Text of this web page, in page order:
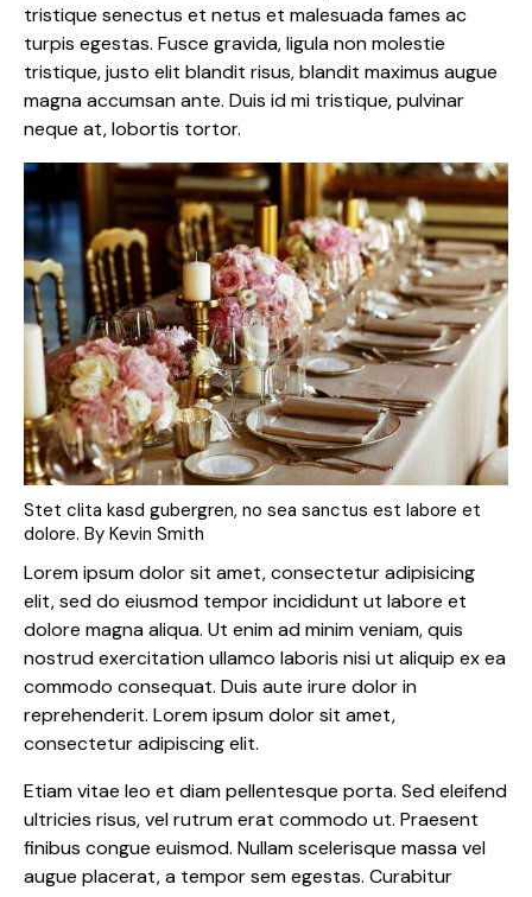
tristique senectus et netus et malesuada fames ac
turpis egestas. Fusce gravida, ligula non molestie
tristique, justo elit blandit risus, blandit maximus augue
magna accumsan ante. Duis id mi tristique, pulvinar
neque at, lobortis tortor.
Stet clita kasd gubergren, no sea sanctus est labore et
dolore. By Kevin Smith
Lorem ipsum dolor sit amet, consectetur adipisicing
elit, sed do eiusmod tempor incididunt ut labore et
dolore magna aliqua. Ut enim ad minim veniam, quis
nostrud exercitation ullamco laboris nisi ut aliquip ex ea
commodo consequat. Duis aute irure dolor in
reprehenderit. Lorem ipsum dolor sit amet,
consectetur adipiscing elit.
Etiam vitae leo et diam pellentesque porta. Sed eleifend
ultricies risus, vel rutrum erat commodo ut. Praesent
finibus congue euismod. Nullam scelerisque massa vel
augue placerat, a tempor sem egestas. Curabitur